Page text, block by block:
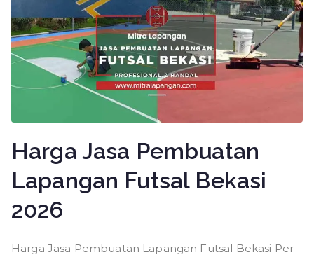
Harga Jasa Pembuatan
Lapangan Futsal Bekasi
2026
Harga Jasa Pembuatan Lapangan Futsal Bekasi Per